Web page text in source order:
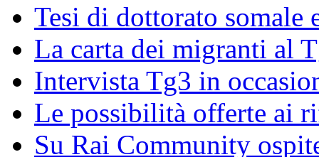
Tesi di dottorato somale
La carta dei migranti al
Intervista Tg3 in
Le possibilità offerte ai
Su Rai Community